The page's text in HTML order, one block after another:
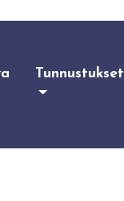
Tunnustukset